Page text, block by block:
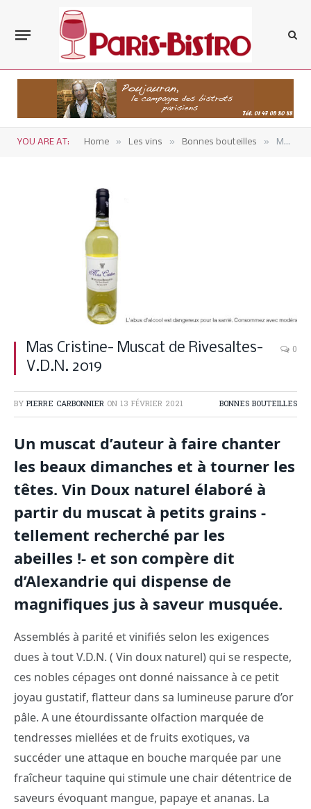
YOU ARE AT: Home » Les vins » Bonnes bouteilles » Mas Cristine- Muscat de Rivesaltes-V.D.N. 2019
Mas Cristine- Muscat de Rivesaltes-
V.D.N. 2019
0
BY PIERRE CARBONNIER ON 13 FÉVRIER 2021 BONNES BOUTEILLES
Un muscat d’auteur à faire chanter
les beaux dimanches et à tourner les
têtes. Vin Doux naturel élaboré à
partir du muscat à petits grains -
tellement recherché par les
abeilles !- et son compère dit
d’Alexandrie qui dispense de
magnifiques jus à saveur musquée.
Assemblés à parité et vinifiés selon les exigences
dues à tout V.D.N. ( Vin doux naturel) qui se respecte,
ces nobles cépages ont donné naissance à ce petit
joyau gustatif, flatteur dans sa lumineuse parure d’or
pâle. A une étourdissante olfaction marquée de
tendresses miellées et de fruits exotiques, va
succéder une attaque en bouche marquée par une
fraîcheur taquine qui stimule une chair détentrice de
saveurs évoquant mangue, papaye et ananas. La